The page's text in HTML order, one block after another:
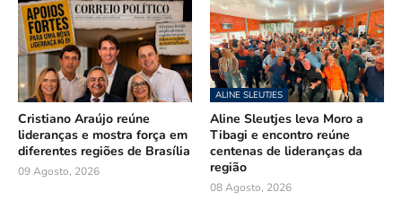
Cristiano Araújo reúne
lideranças e mostra força em
diferentes regiões de Brasília
09 Agosto, 2026
ALINE SLEUTJES
Aline Sleutjes leva Moro a
Tibagi e encontro reúne
centenas de lideranças da
região
08 Agosto, 2026